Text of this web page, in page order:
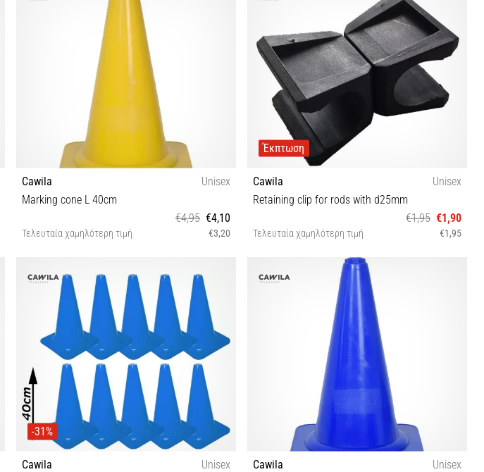
Cawila
Unisex
Marking cone L 40cm
€4,95 €4,10
Τελευταία χαμηλότερη τιμή €3,20
Έκπτωση
Cawila
Unisex
Retaining clip for rods with d25mm
€1,95 €1,90
Τελευταία χαμηλότερη τιμή €1,95
OS
-31%
Cawila
Unisex
Cawila
Unisex